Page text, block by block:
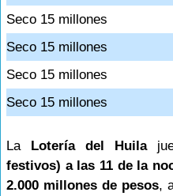
Seco 15 millones
Seco 15 millones
Seco 15 millones
Seco 15 millones
La Lotería del Huila
festivos) a las 11 de la
2.000 millones de pesos,